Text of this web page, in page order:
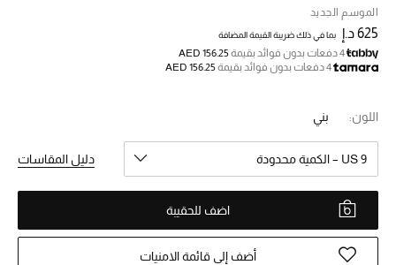
تسوقوا الآن
ما وصلنا حديثاً
ما وصلنا حديثاً
الموسم الجديد
النساء
الحقائب النسائية
الموسم الجديد
625 د.إ بما في ذلك ضريبة القيمة المضافة
4 دفعات بدون فوائد بقيمة
AED 156.25
4 دفعات بدون فوائد بقيمة
AED 156.25
اللون: بني
US 9 – الكمية محدودة دليل المقاسات
اضف للحقيبة
أضف إلى قائمة الامنيات